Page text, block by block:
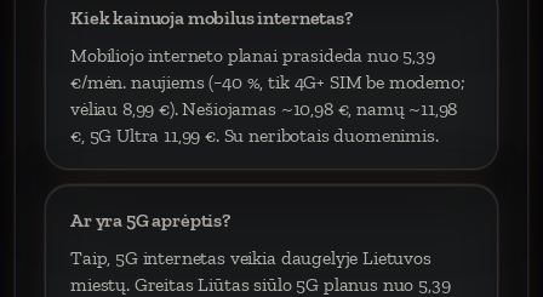
Kiek kainuoja mobilus internetas?
Mobiliojo interneto planai prasideda nuo 5,39
€/mėn. naujiems (−40 %, tik 4G+ SIM be modemo;
vėliau 8,99 €). Nešiojamas ~10,98 €, namų ~11,98
€, 5G Ultra 11,99 €. Su neribotais duomenimis.
Ar yra 5G aprėptis?
Taip, 5G internetas veikia daugelyje Lietuvos
miestų. Greitas Liūtas siūlo 5G planus nuo 5,39